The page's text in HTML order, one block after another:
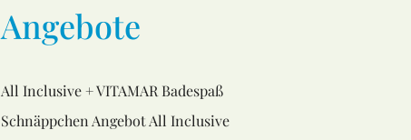
Angebote
All Inclusive + VITAMAR Badespaß
Schnäppchen Angebot All Inclusive